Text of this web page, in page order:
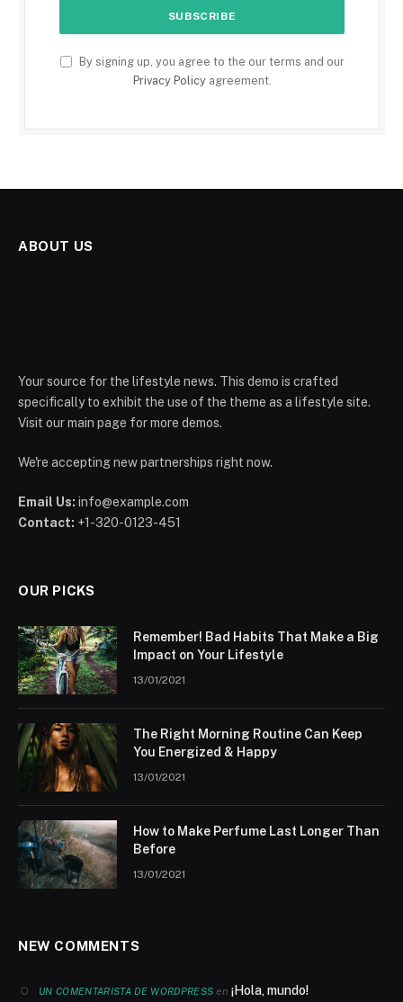
By signing up, you agree to the our terms and our
Privacy Policyagreement.
ABOUT US
Your source for the lifestyle news. This demo is crafted
specifically to exhibit the use of the theme as a lifestyle site.
Visit our main page for more demos.
We're accepting new partnerships right now.
Email Us: info@example.com
Contact: +1-320-0123-451
OUR PICKS
Remember! Bad Habits That Make a Big
Impact on Your Lifestyle
13/01/2021
The Right Morning Routine Can Keep
You Energized & Happy
13/01/2021
How to Make Perfume Last Longer Than
Before
13/01/2021
NEW COMMENTS
UN COMENTARISTA DE WORDPRESS en¡Hola, mundo!